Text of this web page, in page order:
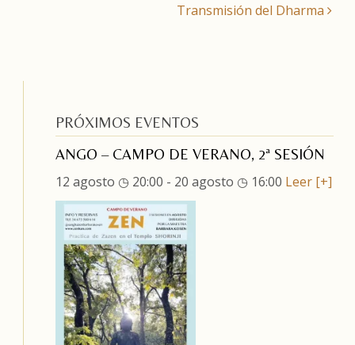
Transmisión del Dharma
PRÓXIMOS EVENTOS
ANGO – CAMPO DE VERANO, 2ª SESIÓN
12 agosto ◷ 20:00 - 20 agosto ◷ 16:00 Leer [+]